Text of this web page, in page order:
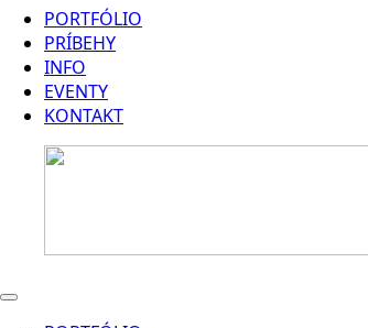
PORTFÓLIO
PRÍBEHY
INFO
EVENTY
KONTAKT